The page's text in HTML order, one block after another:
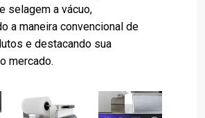
selagem a vácuo,
a maneira convencional de
e destacando sua
mercado.